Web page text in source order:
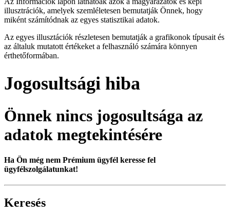
illusztrációk, amelyek szemléletesen bemutatják Önnek, hogy
miként számítódnak az egyes statisztikai adatok.
Az egyes illusztációk részletesen bemutatják a grafikonok típusait és
az általuk mutatott értékeket a felhasználó számára könnyen
érthetőformában.
Jogosultsági hiba
Önnek nincs jogosultsága az
adatok megtekintésére
Ha Ön még nem Prémium ügyfél keresse fel
ügyfélszolgálatunkat!
Keresés